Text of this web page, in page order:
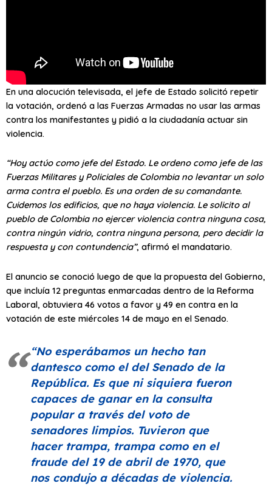
En una alocución televisada, el jefe de Estado solicitó repetir
la votación, ordenó a las Fuerzas Armadas no usar las armas
contra los manifestantes y pidió a la ciudadanía actuar sin
violencia.
“Hoy actúo como jefe del Estado. Le ordeno como jefe de las
Fuerzas Militares y Policiales de Colombia no levantar un solo
arma contra el pueblo. Es una orden de su comandante.
Cuidemos los edificios, que no haya violencia. Le solicito al
pueblo de Colombia no ejercer violencia contra ninguna cosa,
contra ningún vidrio, contra ninguna persona, pero decidir la
respuesta y con contundencia”, afirmó el mandatario.
El anuncio se conoció luego de que la propuesta del Gobierno,
que incluía 12 preguntas enmarcadas dentro de la Reforma
Laboral, obtuviera 46 votos a favor y 49 en contra en la
votación de este miércoles 14 de mayo en el Senado.
“No esperábamos un hecho tan
dantesco como el del Senado de la
República. Es que ni siquiera fueron
capaces de ganar en la consulta
popular a través del voto de
senadores limpios. Tuvieron que
hacer trampa, trampa como en el
fraude del 19 de abril de 1970, que
nos condujo a décadas de violencia.